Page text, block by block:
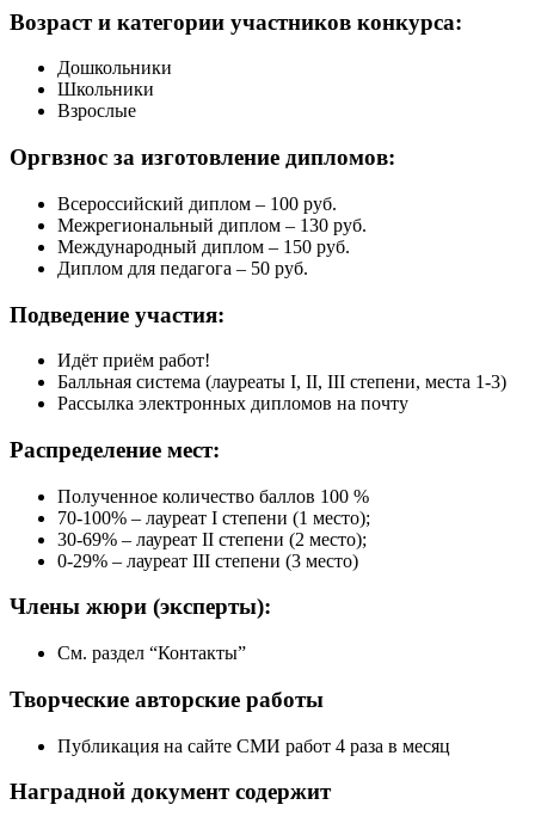
Возраст и категории участников конкурса:
Дошкольники
Школьники
Взрослые
Оргвзнос за изготовление дипломов:
Всероссийский диплом – 100 руб.
Межрегиональный диплом – 130 руб.
Международный диплом – 150 руб.
Диплом для педагога – 50 руб.
Подведение участия:
Идёт приём работ!
Балльная система (лауреаты I, II, III степени, места 1-3)
Рассылка электронных дипломов на почту
Распределение мест:
Полученное количество баллов 100 %
70-100% – лауреат I степени (1 место);
30-69% – лауреат II степени (2 место);
0-29% – лауреат III степени (3 место)
Члены жюри (эксперты):
См. раздел “Контакты”
Творческие авторские работы
Публикация на сайте СМИ работ 4 раза в месяц
Наградной документсодержит